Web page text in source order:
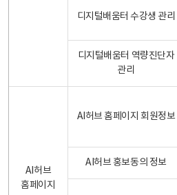
디지털배움터 수강생 관리
디지털배움터 역량진단자
관리
AI허브
홈페이지
AI허브 홈페이지 회원정보
AI허브 홍보동의 정보